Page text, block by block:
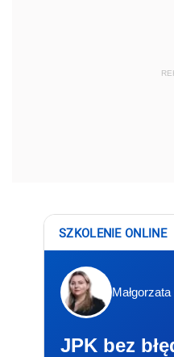
SZKOLENIE ONLINE
JPK bez